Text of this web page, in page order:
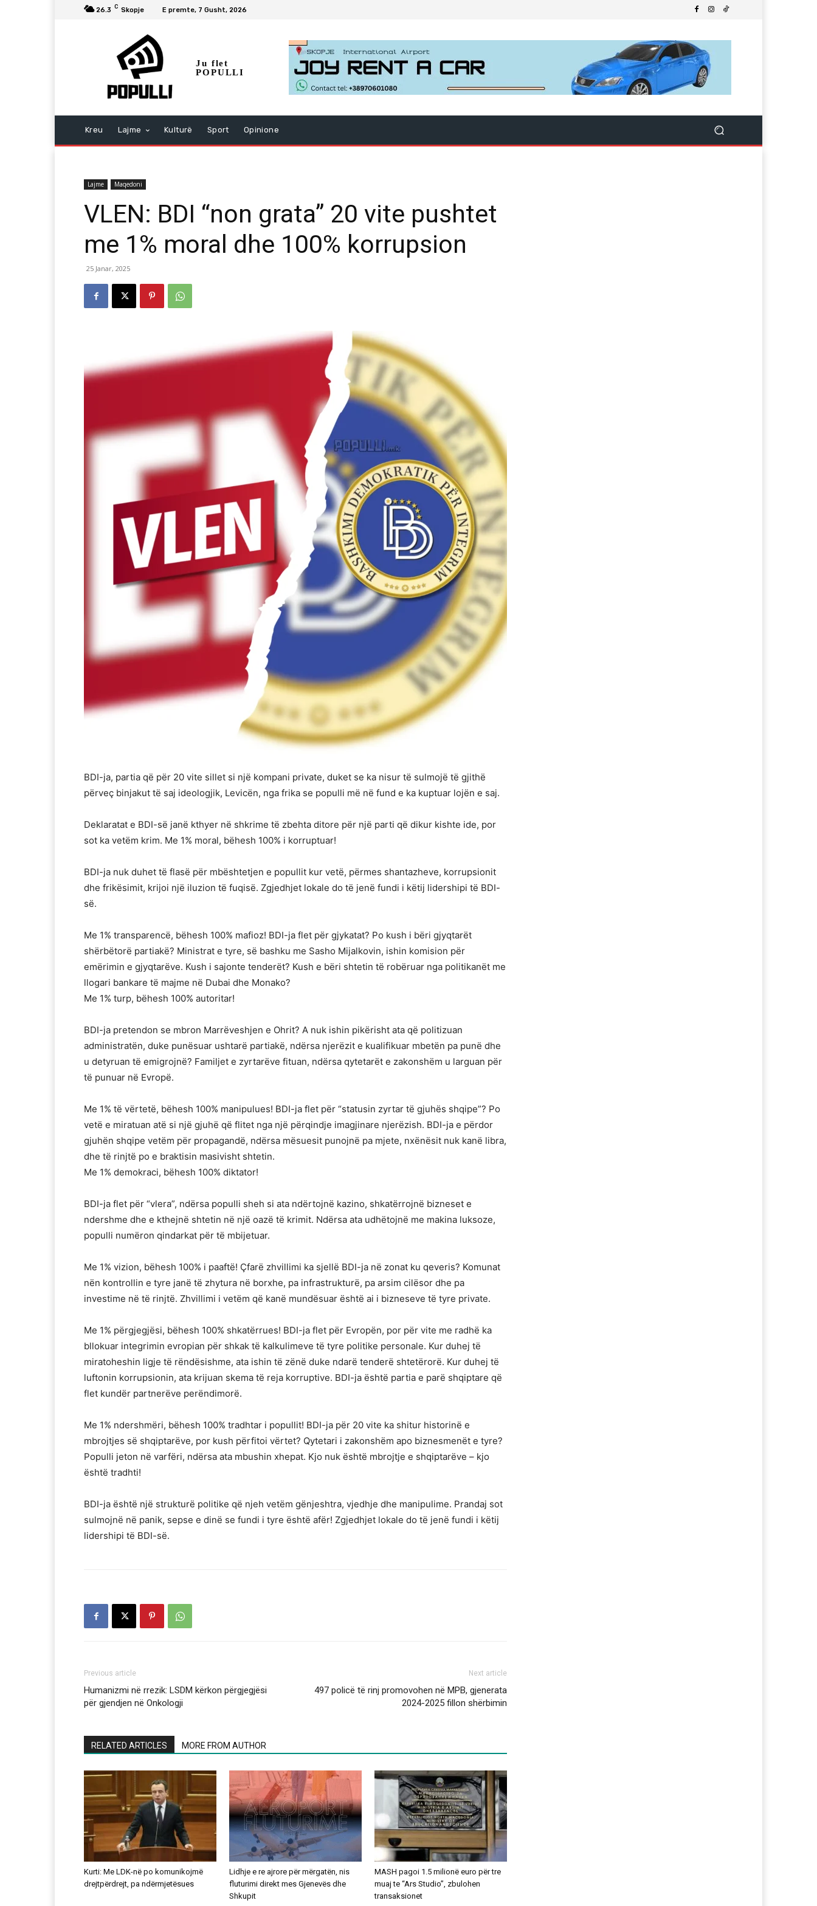
26.3 C Skopje E premte, 7 Gusht, 2026
Ju flet
POPULLI
Kreu Lajme Kulturë Sport Opinione
Lajme Maqedoni
VLEN: BDI “non grata” 20 vite pushtet
me 1% moral dhe 100% korrupsion
25 Janar, 2025
BDI-ja, partia që për 20 vite sillet si një kompani private, duket se ka nisur të sulmojë të gjithë
përveç binjakut të saj ideologjik, Levicën, nga frika se populli më në fund e ka kuptuar lojën e saj.
Deklaratat e BDI-së janë kthyer në shkrime të zbehta ditore për një parti që dikur kishte ide, por
sot ka vetëm krim. Me 1% moral, bëhesh 100% i korruptuar!
BDI-ja nuk duhet të flasë për mbështetjen e popullit kur vetë, përmes shantazheve, korrupsionit
dhe frikësimit, krijoi një iluzion të fuqisë. Zgjedhjet lokale do të jenë fundi i këtij lidershipi të BDI-
së.
Me 1% transparencë, bëhesh 100% mafioz! BDI-ja flet për gjykatat? Po kush i bëri gjyqtarët
shërbëtorë partiakë? Ministrat e tyre, së bashku me Sasho Mijalkovin, ishin komision për
emërimin e gjyqtarëve. Kush i sajonte tenderët? Kush e bëri shtetin të robëruar nga politikanët me
llogari bankare të majme në Dubai dhe Monako?
Me 1% turp, bëhesh 100% autoritar!
BDI-ja pretendon se mbron Marrëveshjen e Ohrit? A nuk ishin pikërisht ata që politizuan
administratën, duke punësuar ushtarë partiakë, ndërsa njerëzit e kualifikuar mbetën pa punë dhe
u detyruan të emigrojnë? Familjet e zyrtarëve fituan, ndërsa qytetarët e zakonshëm u larguan për
të punuar në Evropë.
Me 1% të vërtetë, bëhesh 100% manipulues! BDI-ja flet për “statusin zyrtar të gjuhës shqipe”? Po
vetë e miratuan atë si një gjuhë që flitet nga një përqindje imagjinare njerëzish. BDI-ja e përdor
gjuhën shqipe vetëm për propagandë, ndërsa mësuesit punojnë pa mjete, nxënësit nuk kanë libra,
dhe të rinjtë po e braktisin masivisht shtetin.
Me 1% demokraci, bëhesh 100% diktator!
BDI-ja flet për “vlera”, ndërsa populli sheh si ata ndërtojnë kazino, shkatërrojnë bizneset e
ndershme dhe e kthejnë shtetin në një oazë të krimit. Ndërsa ata udhëtojnë me makina luksoze,
populli numëron qindarkat për të mbijetuar.
Me 1% vizion, bëhesh 100% i paaftë! Çfarë zhvillimi ka sjellë BDI-ja në zonat ku qeveris? Komunat
nën kontrollin e tyre janë të zhytura në borxhe, pa infrastrukturë, pa arsim cilësor dhe pa
investime në të rinjtë. Zhvillimi i vetëm që kanë mundësuar është ai i bizneseve të tyre private.
Me 1% përgjegjësi, bëhesh 100% shkatërrues! BDI-ja flet për Evropën, por për vite me radhë ka
bllokuar integrimin evropian për shkak të kalkulimeve të tyre politike personale. Kur duhej të
miratoheshin ligje të rëndësishme, ata ishin të zënë duke ndarë tenderë shtetërorë. Kur duhej të
luftonin korrupsionin, ata krijuan skema të reja korruptive. BDI-ja është partia e parë shqiptare që
flet kundër partnerëve perëndimorë.
Me 1% ndershmëri, bëhesh 100% tradhtar i popullit! BDI-ja për 20 vite ka shitur historinë e
mbrojtjes së shqiptarëve, por kush përfitoi vërtet? Qytetari i zakonshëm apo biznesmenët e tyre?
Populli jeton në varfëri, ndërsa ata mbushin xhepat. Kjo nuk është mbrojtje e shqiptarëve – kjo
është tradhti!
BDI-ja është një strukturë politike që njeh vetëm gënjeshtra, vjedhje dhe manipulime. Prandaj sot
sulmojnë në panik, sepse e dinë se fundi i tyre është afër! Zgjedhjet lokale do të jenë fundi i këtij
lidershipi të BDI-së.
Previous article
Humanizmi në rrezik: LSDM kërkon përgjegjësi
për gjendjen në Onkologji
Next article
497 policë të rinj promovohen në MPB, gjenerata
2024-2025 fillon shërbimin
RELATED ARTICLES MORE FROM AUTHOR
Kurti: Me LDK-në po komunikojmë
drejtpërdrejt, pa ndërmjetësues
Lidhje e re ajrore për mërgatën, nis
fluturimi direkt mes Gjenevës dhe
Shkupit
MASH pagoi 1.5 milionë euro për tre
muaj te “Ars Studio”, zbulohen
transaksionet